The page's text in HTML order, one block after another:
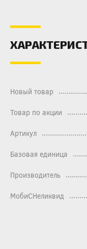
Новый товар
Товар по акции
Артикул
Базовая единица
Производитель
МобиСНеликвид